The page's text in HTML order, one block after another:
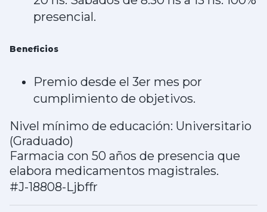
presencial.
Beneficios
Premio desde el 3er mes por
cumplimiento de objetivos.
Nivel mínimo de educación: Universitario
(Graduado)
Farmacia con 50 años de presencia que
elabora medicamentos magistrales.
#J-18808-Ljbffr